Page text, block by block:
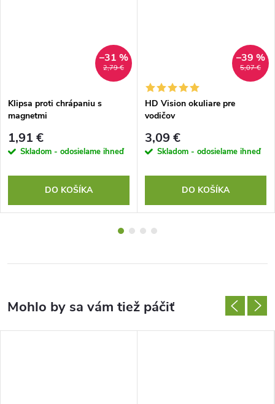
2,79 €
–31 %
Klipsa proti chrápaniu s
magnetmi
1,91 €
Skladom - odosielame ihneď
DO KOŠÍKA
5,07 €
–39 %
HD Vision okuliare pre
vodičov
3,09 €
Skladom - odosielame ihneď
DO KOŠÍKA